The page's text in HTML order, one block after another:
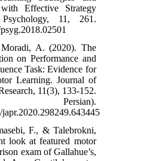
Desirable
Users.
29. Salehi, S.
Effect of
Retention of
Sensitive
Applied
(In
https://doi.org/
30. Salehi, S.
F. S. (2021).
learning